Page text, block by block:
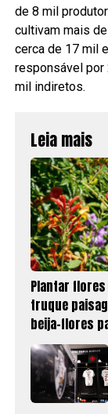
de 8 mil
cultivam mais
cerca de 17 mil
responsável
mil indiretos.
Leia mais
Plantar
truque
beija-flores